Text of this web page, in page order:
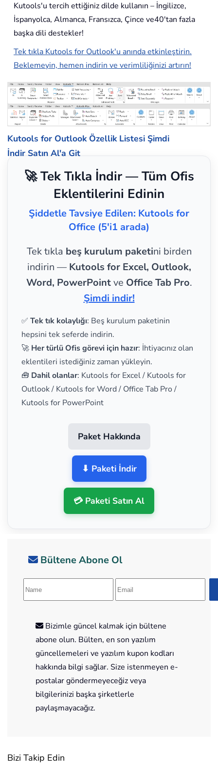
Kutools'u tercih ettiğiniz dilde kullanın – İngilizce,
İspanyolca, Almanca, Fransızca, Çince ve40'tan fazla
başka dili destekler!
Tek tıkla Kutools for Outlook'u anında etkinleştirin.
Beklemeyin, hemen indirin ve verimliliğinizi artırın!
Kutools for Outlook Özellik Listesi Şimdi
İndir Satın Al'a Git
🚀 Tek Tıkla İndir — Tüm Ofis
Eklentilerini Edinin
Şiddetle Tavsiye Edilen: Kutools for
Office (5'i1 arada)
Tek tıkla beş kurulum paketini birden
indirin — Kutools for Excel, Outlook,
Word, PowerPointve Office Tab Pro.
Şimdi indir!
✅ Tek tık kolaylığı: Beş kurulum paketinin
hepsini tek seferde indirin.
🚀 Her türlü Ofis görevi için hazır: İhtiyacınız olan
eklentileri istediğiniz zaman yükleyin.
🧰 Dahil olanlar: Kutools for Excel / Kutools for
Outlook / Kutools for Word / Office Tab Pro /
Kutools for PowerPoint
Paket Hakkında
⬇ Paketi İndir
💳 Paketi Satın Al
Bültene Abone Ol
Bizimle güncel kalmak için bültene
abone olun. Bülten, en son yazılım
güncellemeleri ve yazılım kupon kodları
hakkında bilgi sağlar. Size istenmeyen e-
postalar göndermeyeceğiz veya
bilgilerinizi başka şirketlerle
paylaşmayacağız.
Bizi Takip Edin